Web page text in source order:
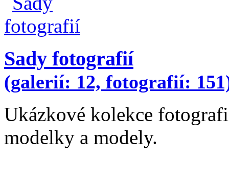
Sady fotografií
(galerií: 12, fotografií:
Ukázkové kolekce
modelky a modely.